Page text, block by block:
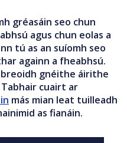
gréasáin seo chun
agus chun eolas a
tú as an suíomh seo
againn a fheabhsú.
gnéithe áirithe
cuairt ar
más mian leat tuilleadh
as fianáin.